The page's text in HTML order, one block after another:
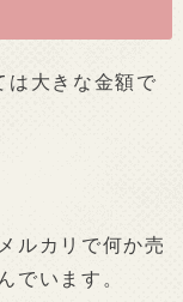
は大きな金額で
ルカリで何か売
でいます。